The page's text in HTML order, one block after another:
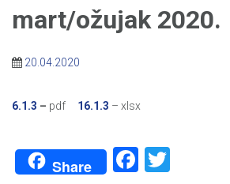
mart/ožujak 2020.
20.04.2020
6.1.3 – pdf 16.1.3 – xlsx
Share Facebook